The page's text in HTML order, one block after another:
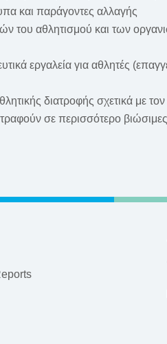
και παράγοντες αλλαγής
αθλητισμού και των
εργαλεία για αθλητές
διατροφής σχετικά με
σε περισσότερο